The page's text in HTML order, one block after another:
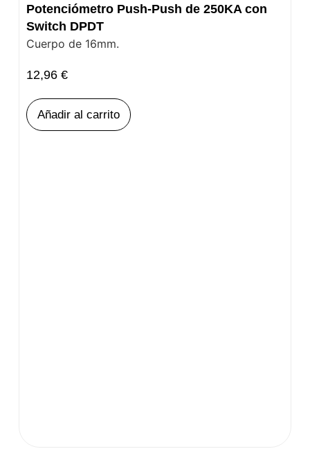
Potenciómetro Push-Push de 250KA con
Switch DPDT
Cuerpo de 16mm.
12,96 €
Añadir al carrito